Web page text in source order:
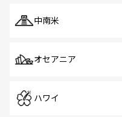
中南米
オセアニア
ハワイ